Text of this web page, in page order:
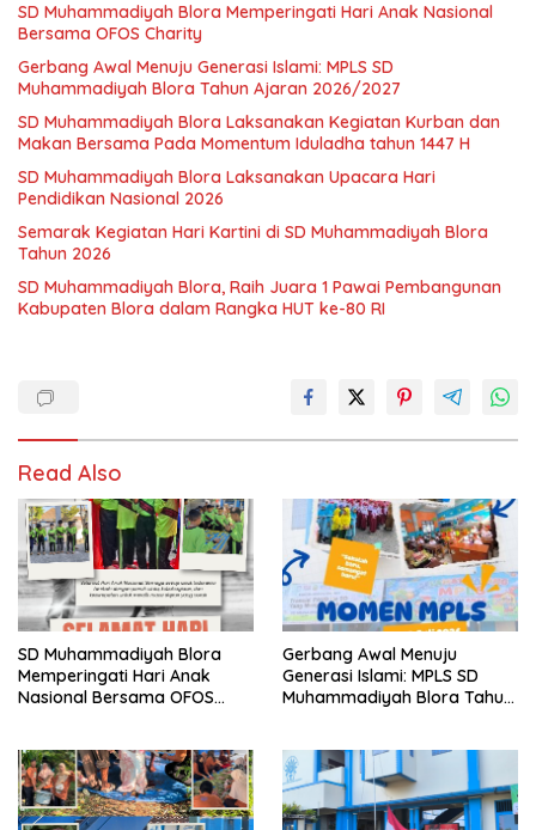
SD Muhammadiyah Blora Memperingati Hari Anak Nasional
Bersama OFOS Charity
Gerbang Awal Menuju Generasi Islami: MPLS SD
Muhammadiyah Blora Tahun Ajaran 2026/2027
SD Muhammadiyah Blora Laksanakan Kegiatan Kurban dan
Makan Bersama Pada Momentum Iduladha tahun 1447 H
SD Muhammadiyah Blora Laksanakan Upacara Hari
Pendidikan Nasional 2026
Semarak Kegiatan Hari Kartini di SD Muhammadiyah Blora
Tahun 2026
SD Muhammadiyah Blora, Raih Juara 1 Pawai Pembangunan
Kabupaten Blora dalam Rangka HUT ke-80 RI
Read Also
SD Muhammadiyah Blora
Memperingati Hari Anak
Nasional Bersama OFOS
Gerbang Awal Menuju
Generasi Islami: MPLS SD
Muhammadiyah Blora Tahun